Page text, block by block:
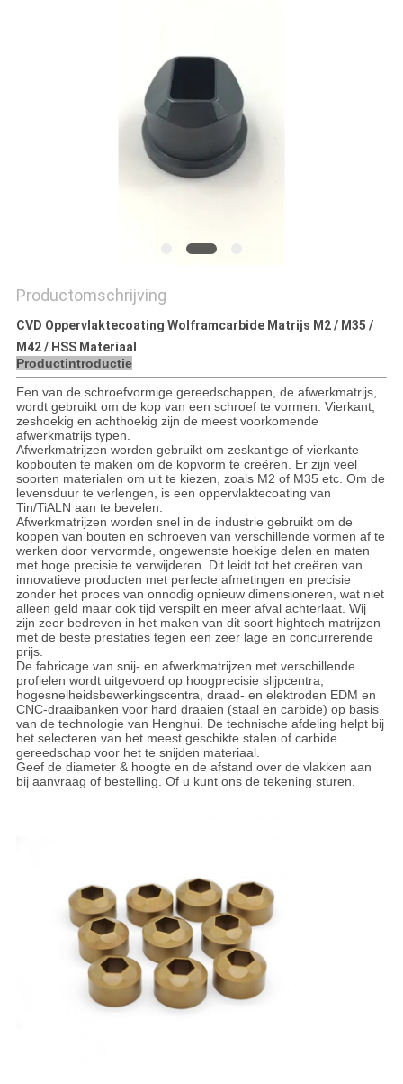
Productomschrijving
CVD Oppervlaktecoating Wolframcarbide Matrijs M2 / M35 /
M42 / HSS Materiaal
Productintroductie
Een van de schroefvormige gereedschappen, de afwerkmatrijs,
wordt gebruikt om de kop van een schroef te vormen. Vierkant,
zeshoekig en achthoekig zijn de meest voorkomende
afwerkmatrijs typen.
Afwerkmatrijzen worden gebruikt om zeskantige of vierkante
kopbouten te maken om de kopvorm te creëren. Er zijn veel
soorten materialen om uit te kiezen, zoals M2 of M35 etc. Om de
levensduur te verlengen, is een oppervlaktecoating van
Tin/TiALN aan te bevelen.
Afwerkmatrijzen worden snel in de industrie gebruikt om de
koppen van bouten en schroeven van verschillende vormen af te
werken door vervormde, ongewenste hoekige delen en maten
met hoge precisie te verwijderen. Dit leidt tot het creëren van
innovatieve producten met perfecte afmetingen en precisie
zonder het proces van onnodig opnieuw dimensioneren, wat niet
alleen geld maar ook tijd verspilt en meer afval achterlaat. Wij
zijn zeer bedreven in het maken van dit soort hightech matrijzen
met de beste prestaties tegen een zeer lage en concurrerende
prijs.
De fabricage van snij- en afwerkmatrijzen met verschillende
profielen wordt uitgevoerd op hoogprecisie slijpcentra,
hogesnelheidsbewerkingscentra, draad- en elektroden EDM en
CNC-draaibanken voor hard draaien (staal en carbide) op basis
van de technologie van Henghui. De technische afdeling helpt bij
het selecteren van het meest geschikte stalen of carbide
gereedschap voor het te snijden materiaal.
Geef de diameter & hoogte en de afstand over de vlakken aan
bij aanvraag of bestelling. Of u kunt ons de tekening sturen.